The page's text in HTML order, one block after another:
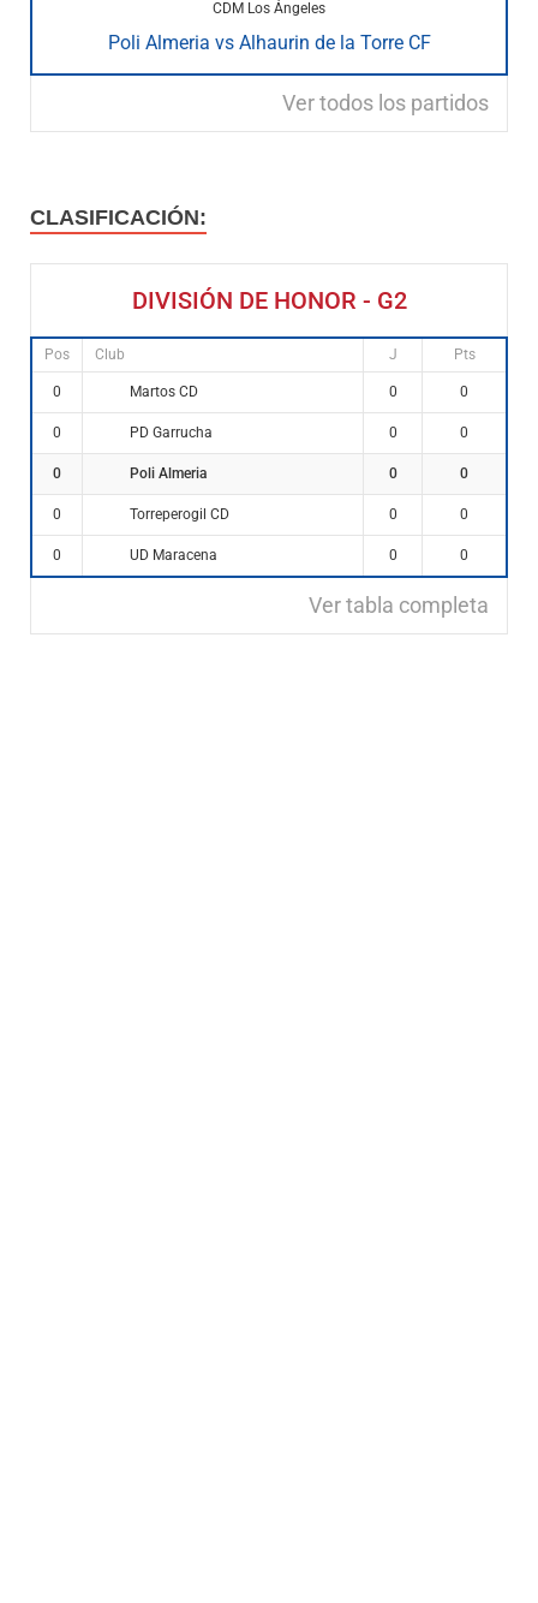
CDM Los Ángeles
Poli Almeria vs Alhaurin de la Torre CF
Ver todos los partidos
CLASIFICACIÓN:
DIVISIÓN DE HONOR - G2
Pos Club J Pts
0 Martos CD 0 0
0 PD Garrucha 0 0
0 Poli Almeria 0 0
0 Torreperogil CD 0 0
0 UD Maracena 0 0
Ver tabla completa